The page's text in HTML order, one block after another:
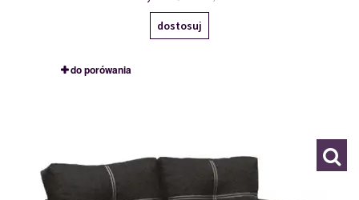
dostosuj
do porówania